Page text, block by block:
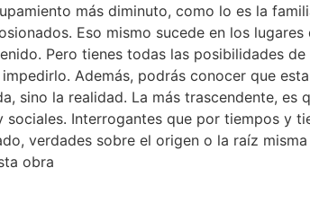
más diminuto, como lo es la
Eso mismo sucede en los
Pero tienes todas las posibilidades
Además, podrás conocer que
sino la realidad. La más trascendente, es
Interrogantes que por tiempos y
verdades sobre el origen o la raíz
obra